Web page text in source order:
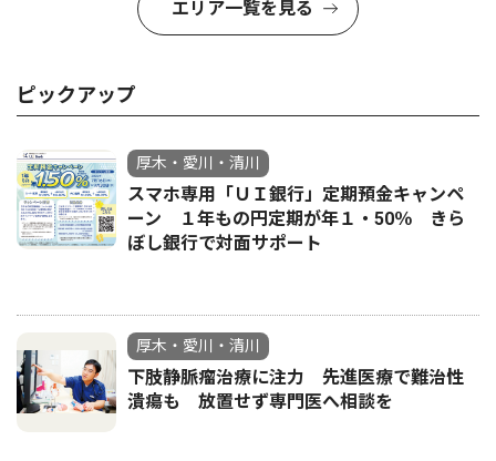
エリア一覧を見る
ピックアップ
厚木・愛川・清川
スマホ専用「ＵＩ銀行」定期預金キャンペ
ーン １年もの円定期が年１・50％ きら
ぼし銀行で対面サポート
厚木・愛川・清川
下肢静脈瘤治療に注力 先進医療で難治性
潰瘍も 放置せず専門医へ相談を